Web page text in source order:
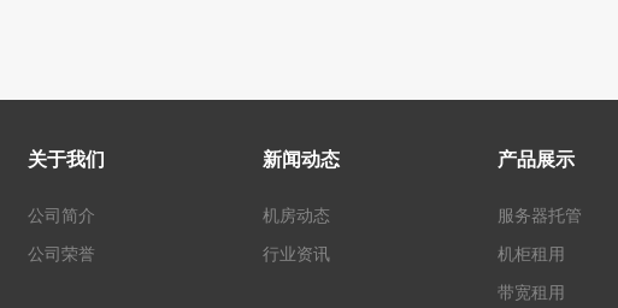
关于我们
公司简介
公司荣誉
新闻动态
机房动态
行业资讯
产品展示
服务器托管
机柜租用
带宽租用